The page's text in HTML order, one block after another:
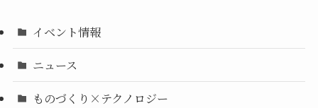
イベント情報
ニュース
ものづくり×テクノロジー